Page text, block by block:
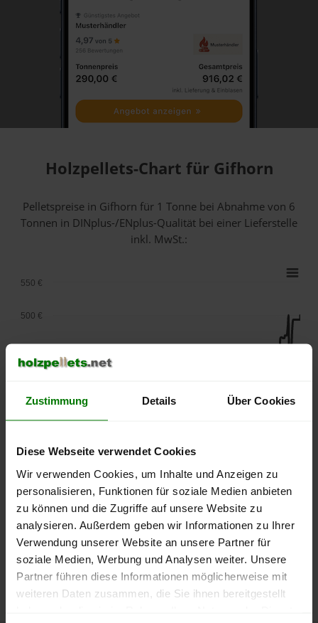
Zustimmung Details Über Cookies
Diese Webseite verwendet Cookies
Wir verwenden Cookies, um Inhalte und Anzeigen zu
personalisieren, Funktionen für soziale Medien anbieten
zu können und die Zugriffe auf unsere Website zu
analysieren. Außerdem geben wir Informationen zu Ihrer
Verwendung unserer Website an unsere Partner für
soziale Medien, Werbung und Analysen weiter. Unsere
Partner führen diese Informationen möglicherweise mit
weiteren Daten zusammen, die Sie ihnen bereitgestellt
Holzpellets-Chart für Gifhorn
Pelletspreise in Gifhorn für 1 Tonne bei Abnahmevon 6
Tonnen in DINplus-/ENplus-Qualität bei einer Lieferstelle
inkl. MwSt.:
lose Ware Sackware
September
Januar
Mai
250 €
300 €
500 €
550 €
Die aktuelle Preisentwicklung für Holzpellets in Deutschland
können Sie jederzeit auf unsererPelletspreise-Seite
nachvollziehen.